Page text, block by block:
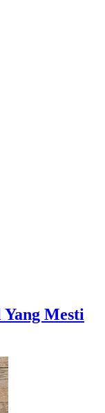
Mesti